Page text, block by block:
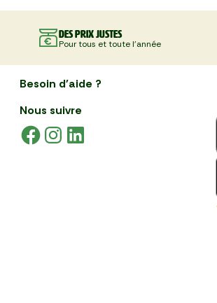
Des prix justes
Pour tous et toute l'année
Besoin d'aide ?
Nous suivre